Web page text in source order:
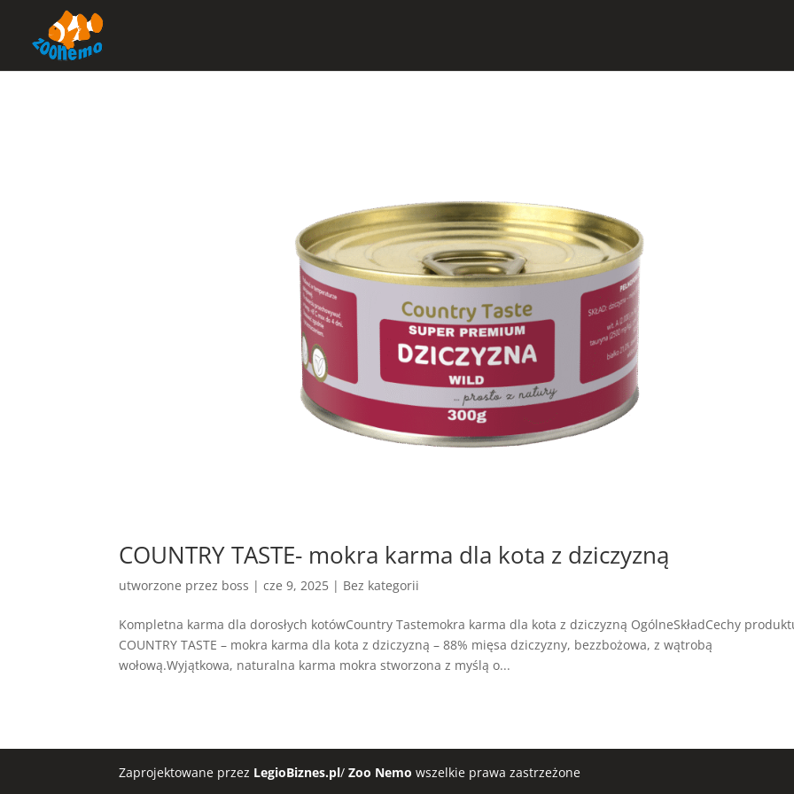
COUNTRY TASTE- mokra karma dla kota z dziczyzną
utworzone przez boss |cze 9, 2025 | Bez kategorii
Kompletna karma dla dorosłych kotówCountry Tastemokra karma dla kota z dziczyzną OgólneSkładCechy
COUNTRY TASTE – mokra karma dla kota z dziczyzną – 88% mięsa dziczyzny, bezzbożowa, z wątrobą
wołową.Wyjątkowa, naturalna karma mokra stworzona z myślą o...
Zaprojektowane przez LegioBiznes.pl/Zoo Nemo wszelkie prawa zastrzeżone